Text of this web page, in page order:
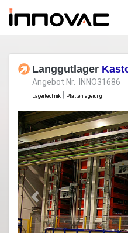
Langgutlager
Angebot Nr. INNO31686
Lagertechnik Plattenlagerung
Previous